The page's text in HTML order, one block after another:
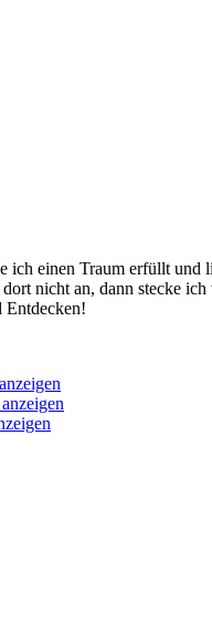
einen Traum erfüllt und
nicht an, dann stecke
Entdecken!